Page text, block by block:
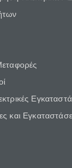
και